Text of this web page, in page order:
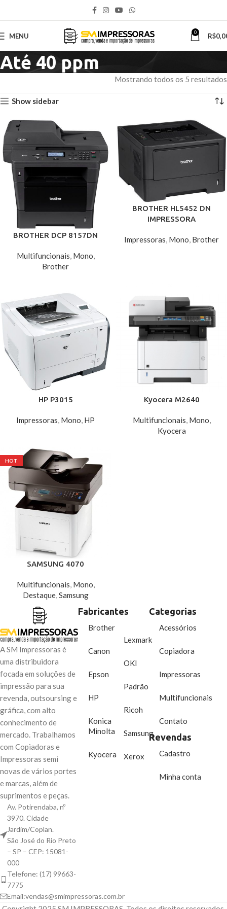
MENU 0 R$
Até 40 ppm
Mostrando todos os 5 resultados
Show sidebar
BROTHER DCP 8157DN
Multifuncionais, Mono,
Brother
BROTHER HL5452 DN
IMPRESSORA
Impressoras Mono Brother
HP P3015
Impressoras, Mono, HP
Kyocera M2640
Multifuncionais, Mono,
Kyocera
HOT
SAMSUNG 4070
Multifuncionais, Mono,
Destaque,Samsung
A SM Impressoras é
uma distribuidora
focada em soluções de
impressão para sua
revenda, outsoursing e
gráfica, com alto
conhecimento de
mercado. Trabalhamos
com Copiadoras e
Impressoras semi
novas de vários portes
e marcas, além de
suprimentos e peças.
Av. Potirendaba, nº
3970. Cidade
Jardim/Coplan.
São José do Rio Preto
– SP – CEP: 15081-
000
Telefone: (17) 99663-
7775
Email:vendas@smimpressoras.com.br
Fabricantes
Brother
Canon
Epson
HP
Konica
Minolta
Kyocera
Lexmark
OKI
Padrão
Ricoh
Samsung
Xerox
Categorias
Acessórios
Copiadora
Impressoras
Multifuncionais
Contato
Revendas
Cadastro
Minha conta